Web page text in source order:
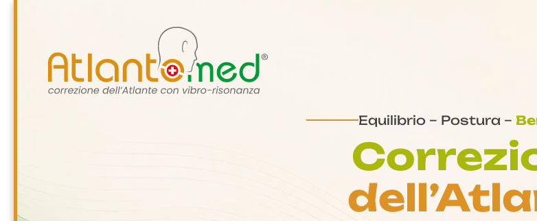
Equilibrio – Postura –